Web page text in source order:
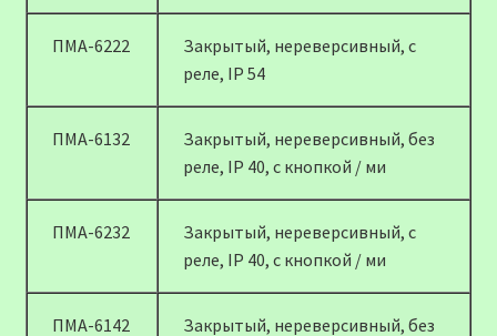
ПМА-6222
Закрытый, нереверсивный, с
реле, IP 54
ПМА-6132
Закрытый, нереверсивный, без
реле, IP 40, с кнопкой / ми
ПМА-6232
Закрытый, нереверсивный, с
реле, IP 40, с кнопкой / ми
ПМА-6142 Закрытый, нереверсивный, без